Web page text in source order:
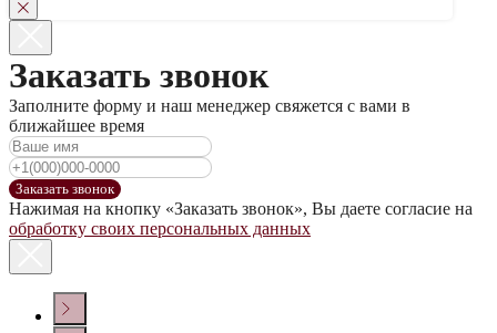
Заказать звонок
Заполните форму и наш менеджер свяжется с вами в
ближайшее время
Заказать звонок
Нажимая на кнопку «Заказать звонок», Вы даете согласие на
обработку своих персональных данных